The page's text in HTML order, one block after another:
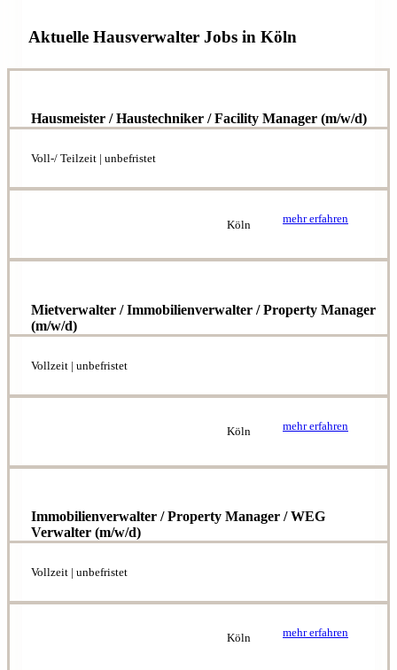
Aktuelle Hausverwalter Jobs in Köln
Hausmeister / Haustechniker / Facility Manager (m/w/d)
Voll-/ Teilzeit | unbefristet
Köln mehr erfahren
Mietverwalter / Immobilienverwalter / Property Manager
(m/w/d)
Vollzeit | unbefristet
Köln mehr erfahren
Immobilienverwalter / Property Manager / WEG
Verwalter (m/w/d)
Vollzeit | unbefristet
Köln mehr erfahren